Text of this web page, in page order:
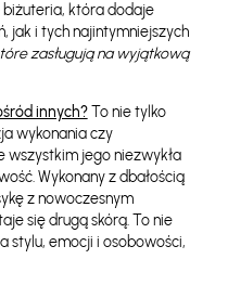
biżuteria, która dodaje
jak i tych najintymniejszych
zasługują na wyjątkową
innych?To nie tylko
wykonania czy
wszystkim jego niezwykła
Wykonany z dbałością
z nowoczesnym
się drugą skórą. To nie
emocji i osobowości,